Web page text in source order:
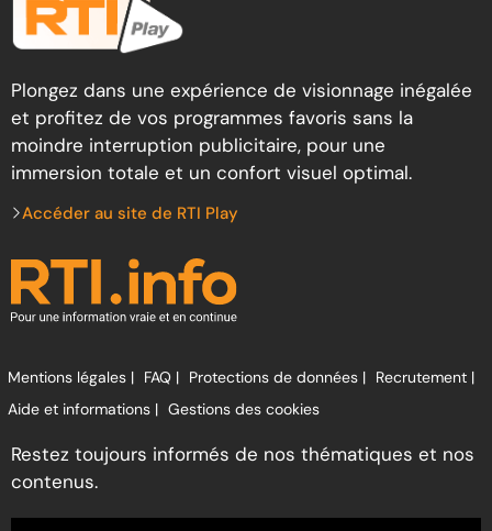
Plongez dans une expérience de visionnage inégalée
et profitez de vos programmes favoris sans la
moindre interruption publicitaire, pour une
immersion totale et un confort visuel optimal.
Accéder au site de RTI Play
Mentions légales | FAQ | Protections de données | Recrutement |
Aide et informations | Gestions des cookies
Restez toujours informés de nos thématiques et nos
contenus.